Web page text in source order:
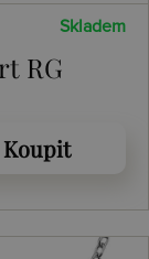
Skladem
RG
Koupit